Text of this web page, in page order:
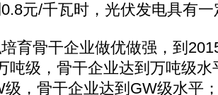
元/千瓦时，光伏发电具有
骨干企业做优做强，到
吨级，骨干企业达到万吨级
级，骨干企业达到GW级水平